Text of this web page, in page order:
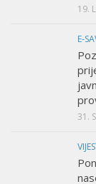
19.
E-
31.